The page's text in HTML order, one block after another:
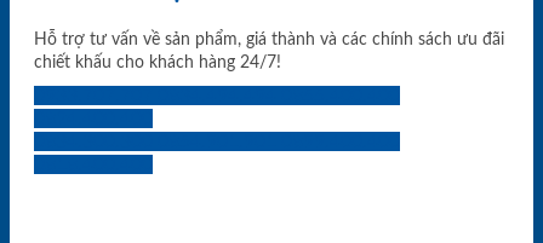
Hỗ trợ tư vấn về sản phẩm, giá thành và các chính sách ưu đãi
chiết khấu cho khách hàng 24/7!